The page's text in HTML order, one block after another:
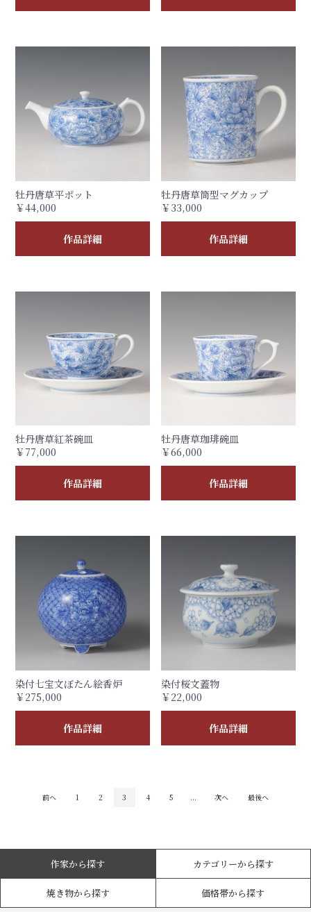
牡丹唐草平ポット
￥44,000
作品詳細
牡丹唐草筒型マグカップ
￥33,000
作品詳細
牡丹唐草紅茶碗皿
￥77,000
作品詳細
牡丹唐草珈琲碗皿
￥66,000
作品詳細
染付七宝文ぼたん絵香炉
￥275,000
作品詳細
染付桜文蓋物
￥22,000
作品詳細
前へ 1 2 3 4 5 ... 次へ 最後へ
作家から探す カテゴリーから探す
焼き物から探す 価格帯から探す